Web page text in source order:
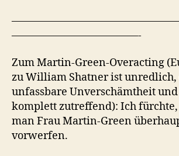
————————————-
Zum Martin-Green-Overacting
zu William Shatner ist unredlich,
unfassbare Unverschämtheit
komplett zutreffend): Ich fürchte,
man Frau Martin-Green
vorwerfen.